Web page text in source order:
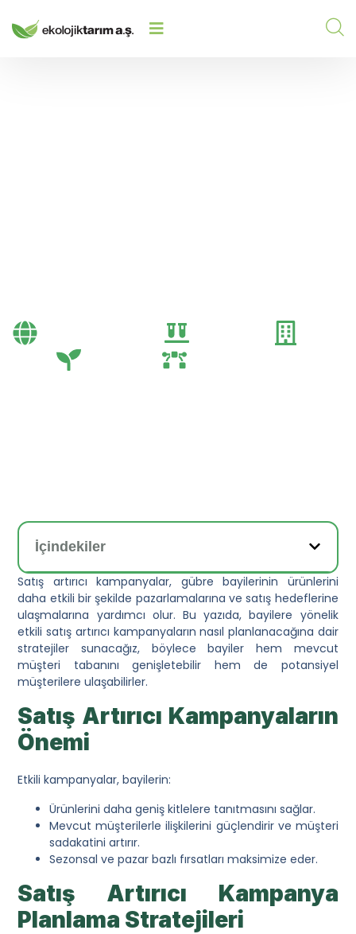
İçindekiler
Satış artırıcı kampanyalar, gübre bayilerinin ürünlerini
daha etkili bir şekilde pazarlamalarına ve satış hedeflerine
ulaşmalarına yardımcı olur. Bu yazıda, bayilere yönelik
etkili satış artırıcı kampanyaların nasıl planlanacağına dair
stratejiler sunacağız, böylece bayiler hem mevcut
müşteri tabanını genişletebilir hem de potansiyel
müşterilere ulaşabilirler.
Satış Artırıcı Kampanyaların
Önemi
Etkili kampanyalar, bayilerin:
Ürünlerini daha geniş kitlelere tanıtmasını sağlar.
Mevcut müşterilerle ilişkilerini güçlendirir ve müşteri
sadakatini artırır.
Sezonsal ve pazar bazlı fırsatları maksimize eder.
Satış Artırıcı Kampanya
Planlama Stratejileri